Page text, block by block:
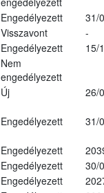
Engedélyezett
31/
Visszavont
-
Engedélyezett
15/
Nem
engedélyezett
Új
26/
Engedélyezett 31/
Engedélyezett
Engedélyezett
30/
Engedélyezett